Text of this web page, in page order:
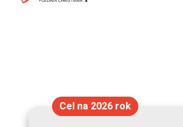
Cel na 2026 rok